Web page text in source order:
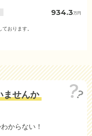
934.3万円
173.3
119.0
61.0
おります。
ませんか
からない！